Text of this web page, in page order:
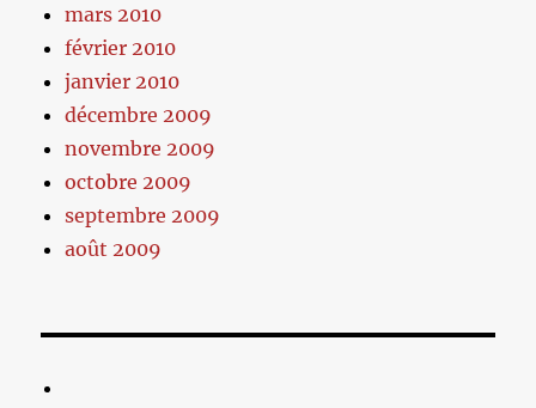
mars 2010
février 2010
janvier 2010
décembre 2009
novembre 2009
octobre 2009
septembre 2009
août 2009